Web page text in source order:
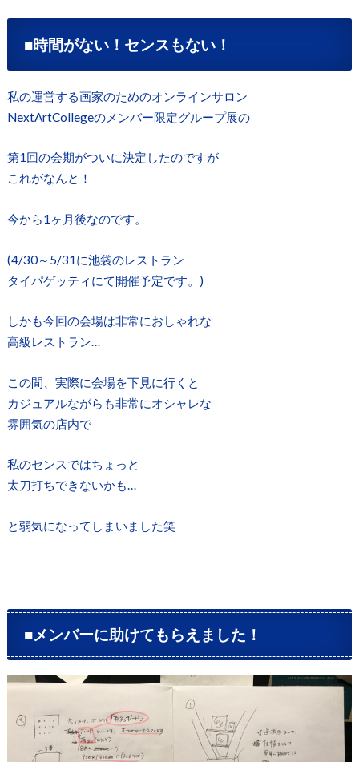
■時間がない！センスもない！
私の運営する画家のためのオンラインサロン
NextArtCollegeのメンバー限定グループ展の
第1回の会期がついに決定したのですが
これがなんと！
今から1ヶ月後なのです。
(4/30～5/31に池袋のレストラン
タイパゲッティにて開催予定です。)
しかも今回の会場は非常におしゃれな
高級レストラン…
この間、実際に会場を下見に行くと
カジュアルながらも非常にオシャレな
雰囲気の店内で
私のセンスではちょっと
太刀打ちできないかも…
と弱気になってしまいました笑
■メンバーに助けてもらえました！